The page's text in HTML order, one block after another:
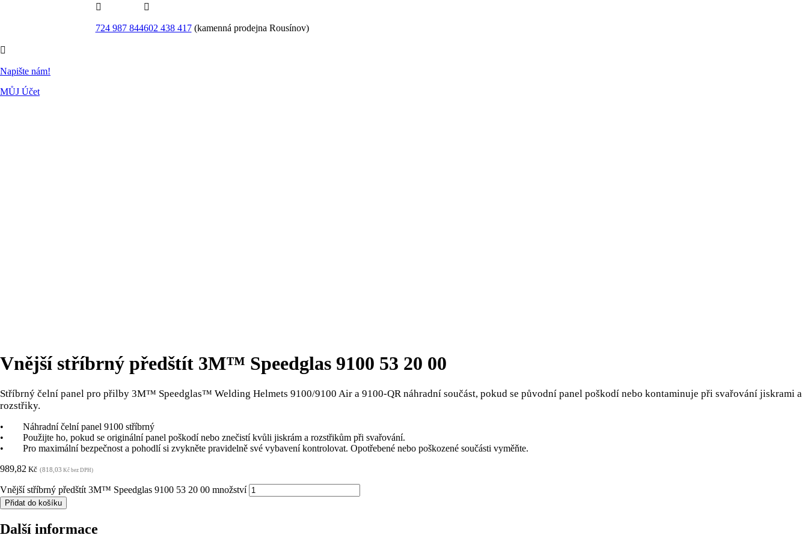

724 987 844

602 438 417(kamenná prodejna Rousínov)

Napište nám!
MŮJ Účet
Vnější stříbrný předštít 3M™ Speedglas 9100 53 20 00
Stříbrný čelní panel pro přilby 3M™ Speedglas™ Welding Helmets 9100/9100 Air a 9100-QR náhradní součást, pokud se původní panel poškodí nebo kontaminuje při svařování jiskrami a
rozstřiky.
• Náhradní čelní panel 9100 stříbrný
• Použijte ho, pokud se originální panel poškodí nebo znečistí kvůli jiskrám a rozstřikům při svařování.
• Pro maximální bezpečnost a pohodlí si zvykněte pravidelně své vybavení kontrolovat. Opotřebené nebo poškozené součásti vyměňte.
989,82 Kč (818,03 Kč bez DPH)
Vnější stříbrný předštít 3M™ Speedglas 9100 53 20 00 množství
Přidat do košíku
Další informace